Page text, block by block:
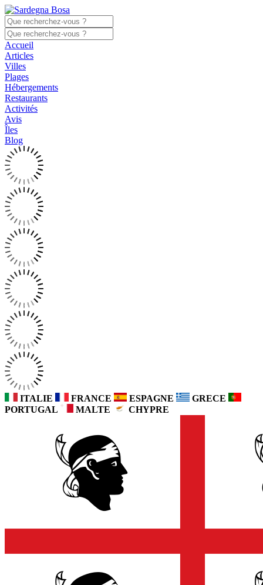
Accueil
Articles
Villes
Plages
Hébergements
Restaurants
Activités
Avis
Îles
Blog
ITALIE FRANCE ESPAGNE
GRECE
PORTUGAL
MALTE CHYPRE